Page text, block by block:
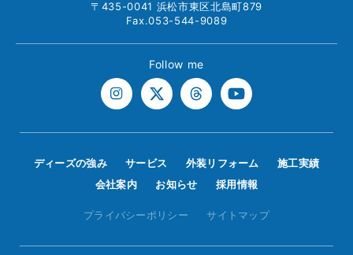
〒435-0041 浜松市東区北島町879
Fax.053-544-9089
Follow me
ディーズの強み サービス 外装リフォーム
施工実績
会社案内
お知らせ 採用情報
プライバシーポリシー サイトマップ